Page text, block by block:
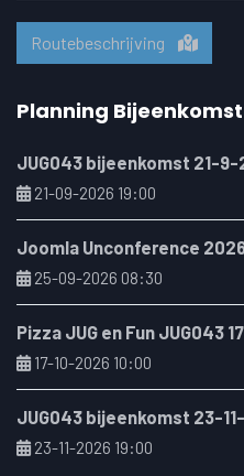
Routebeschrijving
Planning
JUG043 bijeenkomst 21-9-
21-09-2026 19:00
Joomla Unconference
25-09-2026 08:30
Pizza JUG en Fun JUG043
17-10-2026 10:00
JUG043 bijeenkomst 23-
23-11-2026 19:00